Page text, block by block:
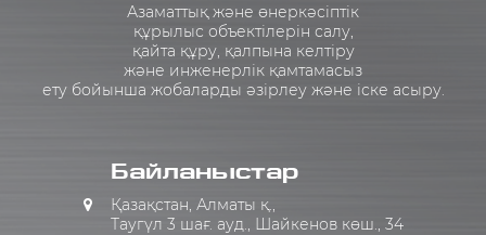
Азаматтық және өнеркәсіптік
құрылыс объектілерін салу,
қайта құру, қалпына келтіру
және инженерлік қамтамасыз
ету бойынша жобаларды әзірлеу және іске асыру.
Байланыстар
Қазақстан, Алматы қ.,
Таугүл 3 шағ. ауд., Шайкенов көш., 34